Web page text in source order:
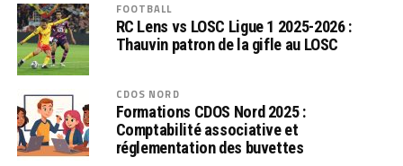
FOOTBALL
RC Lens vs LOSC Ligue 1 2025-2026 :
Thauvin patron de la gifle au LOSC
CDOS NORD
Formations CDOS Nord 2025 :
Comptabilité associative et
réglementation des buvettes